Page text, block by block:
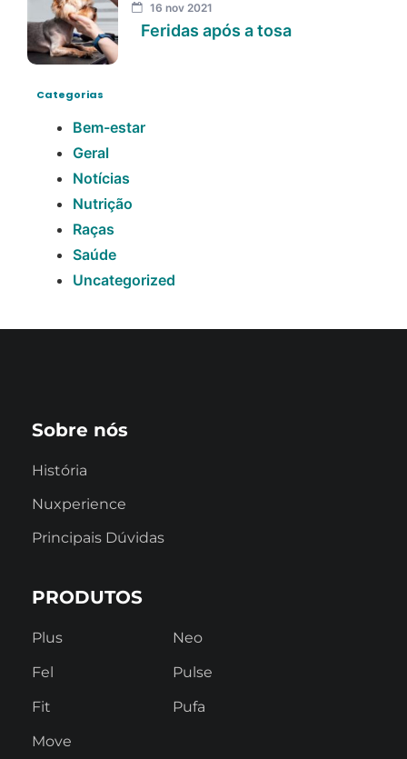
16 nov 2021
Feridas após a tosa
Categorias
Bem-estar
Geral
Notícias
Nutrição
Raças
Saúde
Uncategorized
Sobre nós
História
Nuxperience
Principais Dúvidas
PRODUTOS
Plus
Fel
Fit
Move
Neo
Pulse
Pufa